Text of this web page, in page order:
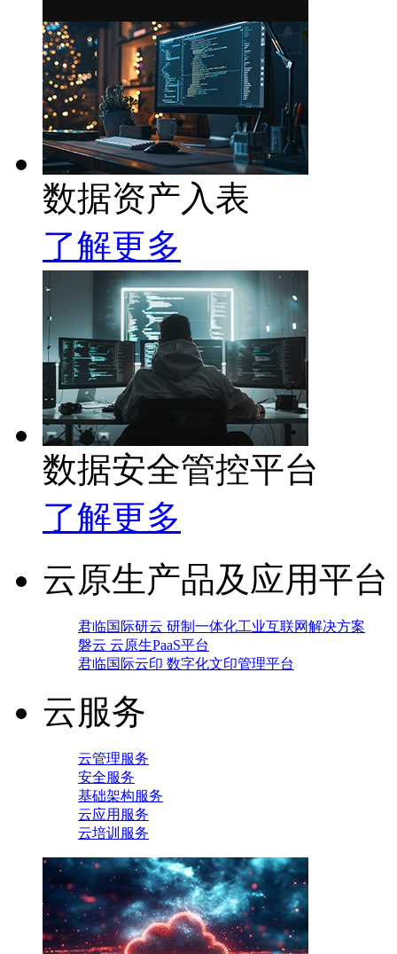
数据资产入表
了解更多
数据安全管控平台
了解更多
云原生产品及应用平台
君临国际研云 研制一体化工业互联网解决方案
磐云 云原生PaaS平台
君临国际云印 数字化文印管理平台
云服务
云管理服务
安全服务
基础架构服务
云应用服务
云培训服务